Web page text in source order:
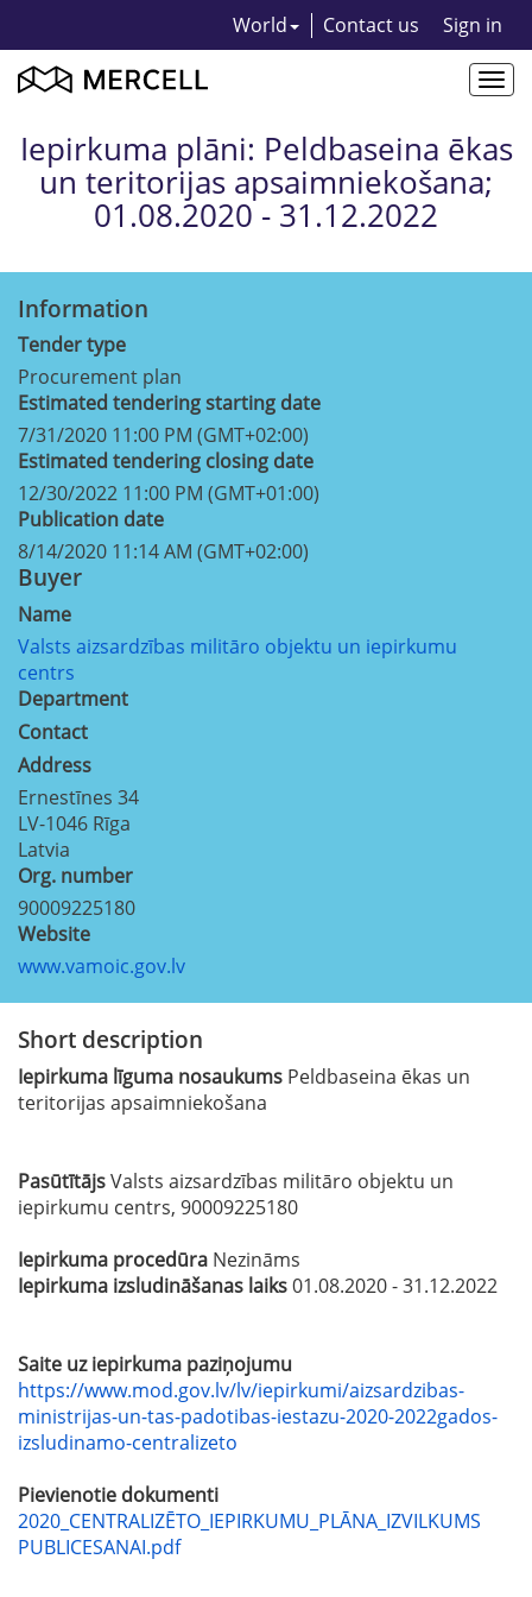
World Contact us Sign in
Iepirkuma plāni: Peldbaseina ēkas
un teritorijas apsaimniekošana;
01.08.2020 - 31.12.2022
Information
Tender type
Procurement plan
Estimated tendering starting date
7/31/2020 11:00 PM (GMT+02:00)
Estimated tendering closing date
12/30/2022 11:00 PM (GMT+01:00)
Publication date
8/14/2020 11:14 AM (GMT+02:00)
Buyer
Name
Valsts aizsardzības militāro objektu un iepirkumu
centrs
Department
Contact
Address
Ernestīnes 34
LV-1046 Rīga
Latvia
Org. number
90009225180
Website
www.vamoic.gov.lv
Short description
Iepirkuma līguma nosaukums Peldbaseina ēkas un
teritorijas apsaimniekošana
PasūtītājsValsts aizsardzības militāro objektu un
iepirkumu centrs, 90009225180
Iepirkuma procedūra Nezināms
Iepirkuma izsludināšanas laiks01.08.2020 - 31.12.2022
Saite uz iepirkuma paziņojumu
https://www.mod.gov.lv/lv/iepirkumi/aizsardzibas-
ministrijas-un-tas-padotibas-iestazu-2020-2022gados-
izsludinamo-centralizeto
Pievienotie dokumenti
2020_CENTRALIZĒTO_IEPIRKUMU_PLĀNA_IZVILKUMS
PUBLICESANAI.pdf